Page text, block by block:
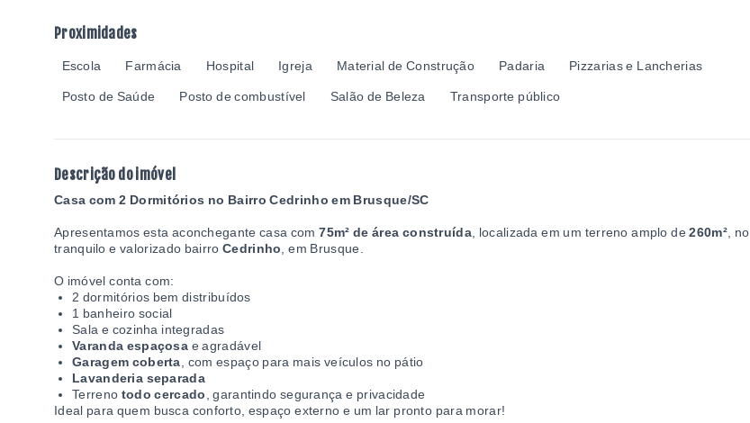
Proximidades
Escola Farmácia Hospital Igreja Material de Construção Padaria Pizzarias e Lancherias
Posto de Saúde Posto de combustível Salão de Beleza Transporte público
Descrição do imóvel
Casa com 2 Dormitórios no Bairro Cedrinho em Brusque/SC
Apresentamos esta aconchegante casa com75m² de área construída, localizada em um terreno amplo de260m², no
tranquilo e valorizado bairroCedrinho , em Brusque.
O imóvel conta com:
2 dormitórios bem distribuídos
1 banheiro social
Sala e cozinha integradas
Varanda espaçosa e agradável
Garagem coberta , com espaço para mais veículos no pátio
Lavanderia separada
Terreno todo cercado , garantindo segurança e privacidade
Ideal para quem busca conforto, espaço externo e um lar pronto para morar!